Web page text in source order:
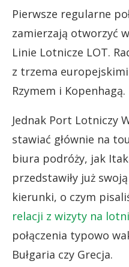
Pierwsze regularne
zamierzają otworzyć
Linie Lotnicze LOT.
z trzema
Rzymem i Kopenhagą.
Jednak Port Lotniczy
stawiać głównie na
biura podróży, jak
przedstawiły już
kierunki, o czym
relacji z wizyty na
połączenia typowo
Bułgaria czy Grecja.